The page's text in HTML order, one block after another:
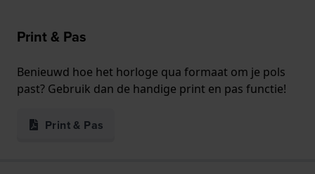
Print & Pas
Benieuwd hoe het horloge qua formaat om je pols
past? Gebruik dan de handige print en pas functie!
Print & Pas